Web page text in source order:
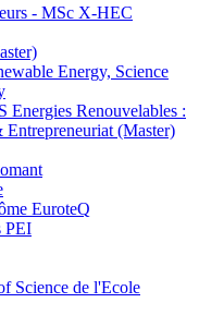
- MSc X-HEC
Energy, Science
Energies Renouvelables :
Entrepreneuriat (Master)
EuroteQ
PEI
Science de l'Ecole